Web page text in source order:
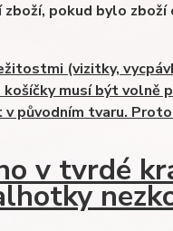
pokud bylo zboží
(vizitky,
musí být volně
původním tvaru.
v tvrdé